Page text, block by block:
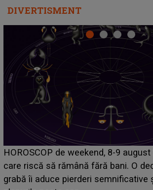
DIVERTISMENT
Emanuel a ținut ACEST DETALIU
acum! În fața Alexandrei, concurentul
face o MĂRTURISIRE